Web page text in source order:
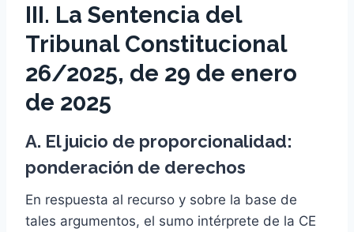
III. La Sentencia del
Tribunal Constitucional
26/2025, de 29 de enero
de 2025
A. El juicio de proporcionalidad:
ponderación de derechos
En respuesta al recurso y sobre la base de
tales argumentos, el sumo intérprete de la CE